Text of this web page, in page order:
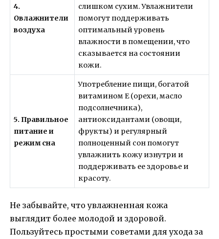
4.
Овлажнители
воздуха
слишком сухим. Увлажнители
помогут поддерживать
оптимальный уровень
влажности в помещении, что
сказывается на состоянии
кожи.
5. Правильное
питание и
режим сна
Употребление пищи, богатой
витамином E (орехи, масло
подсолнечника),
антиоксидантами (овощи,
фрукты) и регулярный
полноценный сон помогут
увлажнить кожу изнутри и
поддерживать ее здоровье и
красоту.
Не забывайте, что увлажненная кожа
выглядит более молодой и здоровой.
Пользуйтесь простыми советами для ухода за